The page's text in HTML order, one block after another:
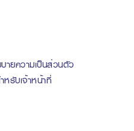
บายความเป็นส่วนตัว
หรับเจ้าหน้าที่